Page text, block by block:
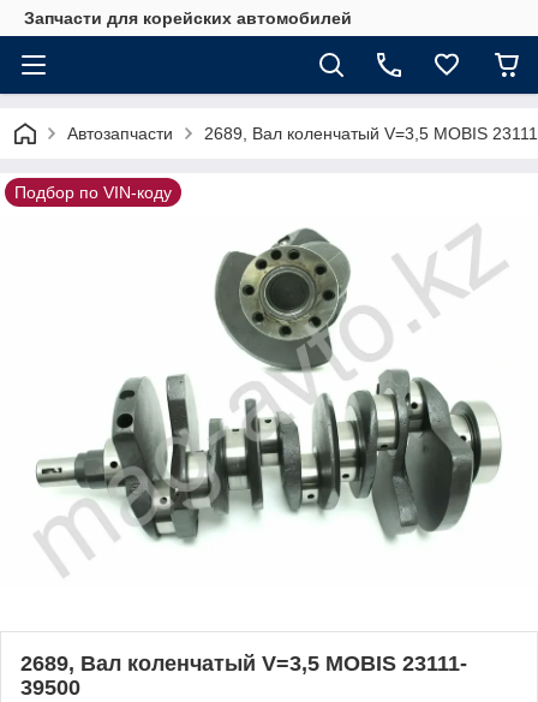
Запчасти для корейских автомобилей
Автозапчасти 2689, Вал коленчатый V=3,5 MOBIS
Подбор по VIN-коду
2689, Вал коленчатый V=3,5 MOBIS 23111-
39500